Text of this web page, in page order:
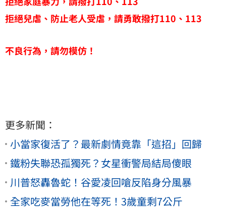
拒絕兒虐、防止老人受虐，請勇敢撥打110、113
不良行為，請勿模仿！
更多新聞：
小當家復活了？最新劇情竟靠「這招」回歸
鐵粉失聯恐孤獨死？女星衝警局結局傻眼
川普怒轟魯蛇！谷愛凌回嗆反陷身分風暴
全家吃麥當勞他在等死！3歲童剩7公斤